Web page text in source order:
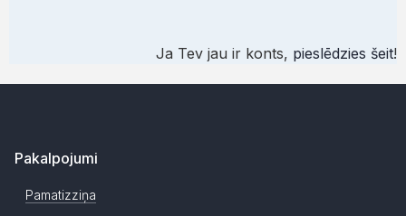
Ja Tev jau ir konts, pieslēdzies šeit!
Pakalpojumi
Pamatizziņa